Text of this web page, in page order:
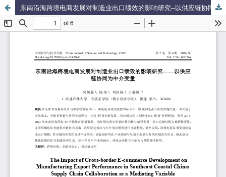
东南沿海跨境电商发展对制造业出口绩效的影响研究--以供应链协同为中介变量